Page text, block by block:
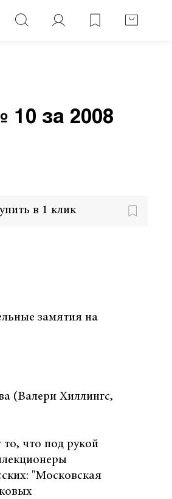
за 2008
в 1 клик
замятия на
(Валери Хиллингс,
что под рукой
"Московская